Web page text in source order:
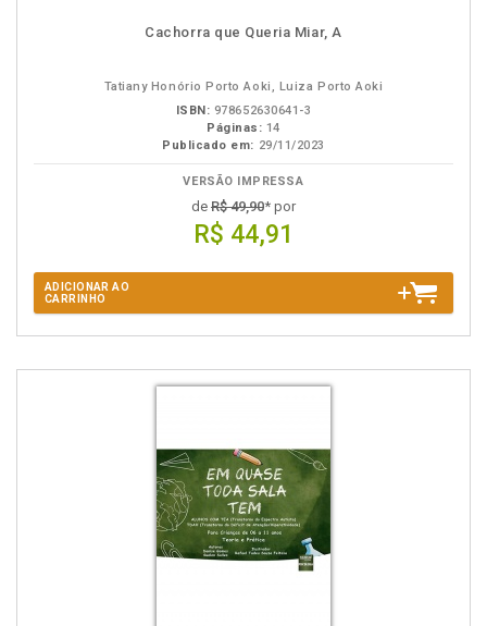
Cachorra que Queria Miar, A
Tatiany Honório Porto Aoki, Luiza Porto Aoki
ISBN: 978652630641-3
Páginas: 14
Publicado em: 29/11/2023
VERSÃO IMPRESSA
de R$ 49,90* por
R$ 44,91
ADICIONAR AO
CARRINHO